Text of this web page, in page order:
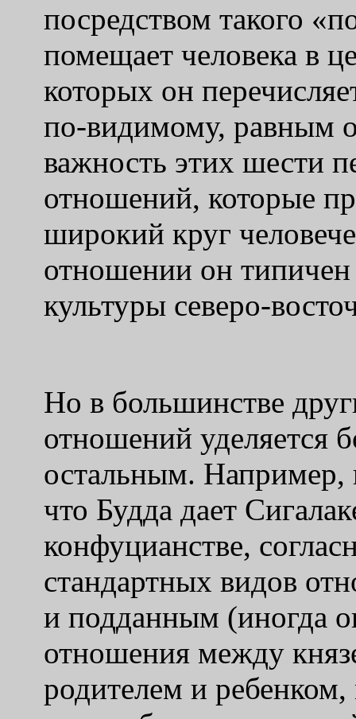
посредством такого
помещает человека в
которых он
по-видимому, равным
важность этих шести
отношений, которые
широкий круг
отношении он типичен
культуры северо-
Но в большинстве
отношений уделяется
остальным. Например,
что Будда дает
конфуцианстве,
стандартных видов
и подданным (иногда
отношения между
родителем и